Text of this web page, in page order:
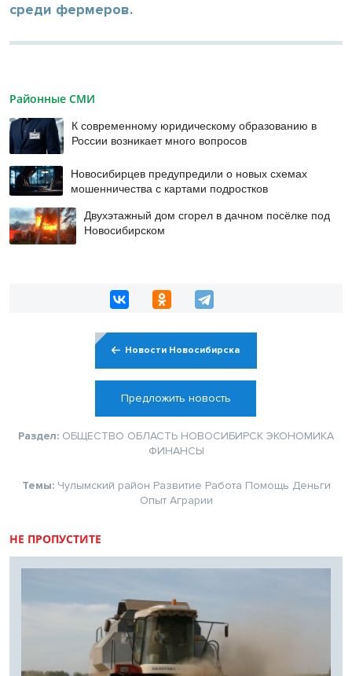
среди фермеров.
Районные СМИ
К современному юридическому образованию в
России возникает много вопросов
Новосибирцев предупредили о новых схемах
мошенничества с картами подростков
Двухэтажный дом сгорел в дачном посёлке под
Новосибирском
Новости Новосибирска
Предложить новость
Раздел: ОБЩЕСТВО ОБЛАСТЬ НОВОСИБИРСК ЭКОНОМИКА
ФИНАНСЫ
Темы: Чулымский район Развитие Работа Помощь Деньги
Опыт Аграрии
НЕ ПРОПУСТИТЕ